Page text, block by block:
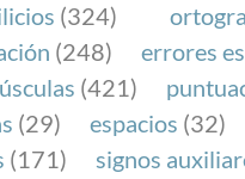
(324)
(248)
errores
(421)
(29) espacios (32)
(171)
signos